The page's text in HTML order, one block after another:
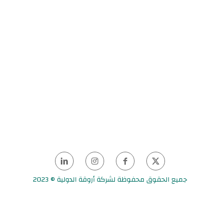
جميع الحقوق محفوظة لشركة أروقة الدولية © 2023